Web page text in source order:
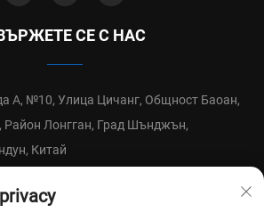
СЕ С НАС
А, №10, Улица Цичанг, Общност Баоан,
Лонгган, Град Шънджън,
Китай